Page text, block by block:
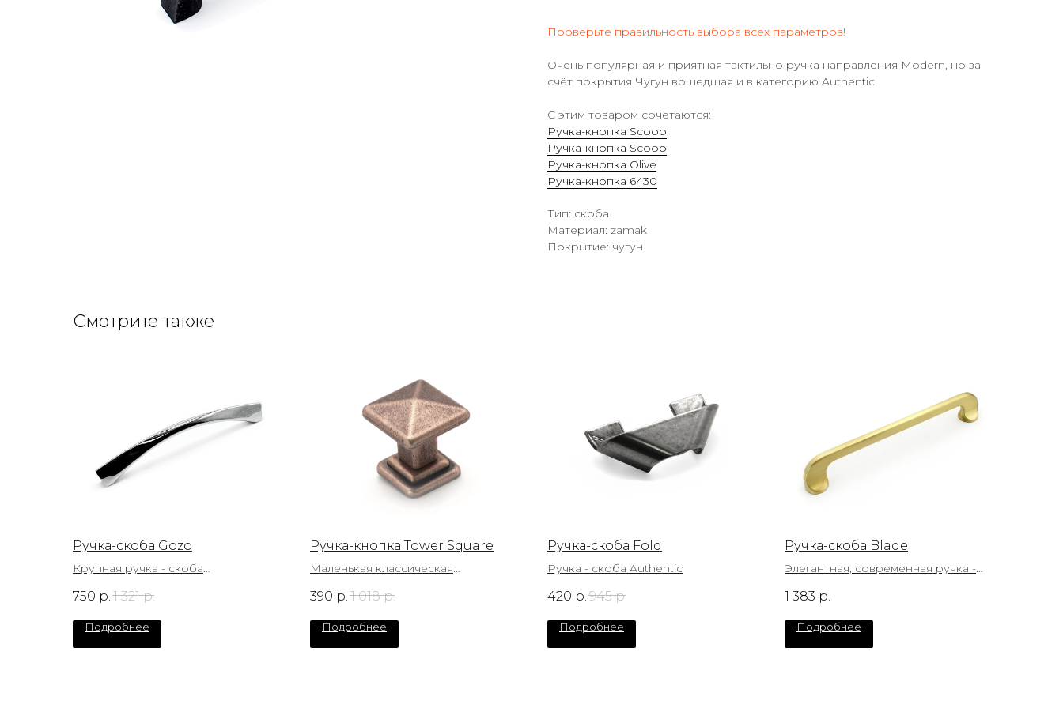
Проверьте правильность выбора всех параметров!
Очень популярная и приятная тактильно ручка направления Modern, но за
счёт покрытия Чугун вошедшая и в категорию Authentic
С этим товаром сочетаются:
Ручка-кнопка Scoop
Ручка-кнопка Scoop
Ручка-кнопка Olive
Ручка-кнопка 6430
Тип: скоба
Материал: zamak
Покрытие: чугун
Смотрите также
Ручка-скоба Gozo
Крупная ручка - скоба
750 р. 1 321 р.
Подробнее
Ручка-кнопка Tower Square
Маленькая классическая
390 р. 1 018 р.
Подробнее
Ручка-скоба Fold
Ручка - скоба Authentic
420 р. 945 р.
Подробнее
Ручка-скоба Blade
Элегантная, современная ручка -
1 383 р.
Подробнее